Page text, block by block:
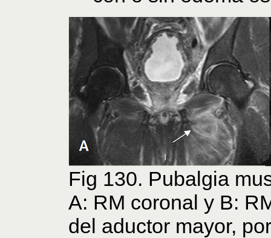
Fig 130. Pubalgia
A: RM coronal y B:
del aductor mayor,